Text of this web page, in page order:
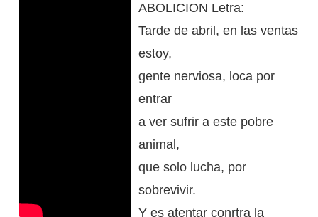
ABOLICION Letra:
Tarde de abril, en las ventas
estoy,
gente nerviosa, loca por
entrar
a ver sufrir a este pobre
animal,
que solo lucha, por
sobrevivir.
Y es atentar conrtra la